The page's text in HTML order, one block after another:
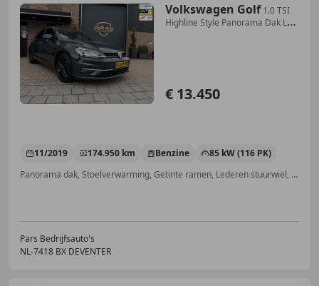
Volkswagen Golf 1.0 TSI
Highline Style Panorama Dak LED
€ 13.450
11/2019 174.950 km Benzine
85 kW (116 PK)
Panorama dak, Stoelverwarming, Getinte ramen, Lederen stuurwiel, LED verlichting, Alarm, Lane Departure Warning Systeem, Binnenspiegel automatisch dimmend
Pars Bedrijfsauto's
NL-7418 BX DEVENTER